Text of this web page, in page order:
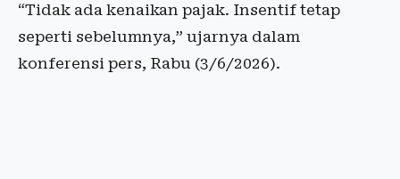
“Tidak ada kenaikan pajak. Insentif tetap
seperti sebelumnya,” ujarnya dalam
konferensi pers, Rabu (3/6/2026).